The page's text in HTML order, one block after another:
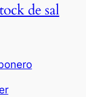
de sal